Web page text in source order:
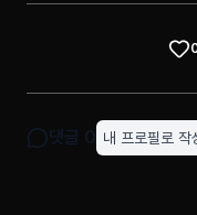
댓글 0 내 프로필로 작